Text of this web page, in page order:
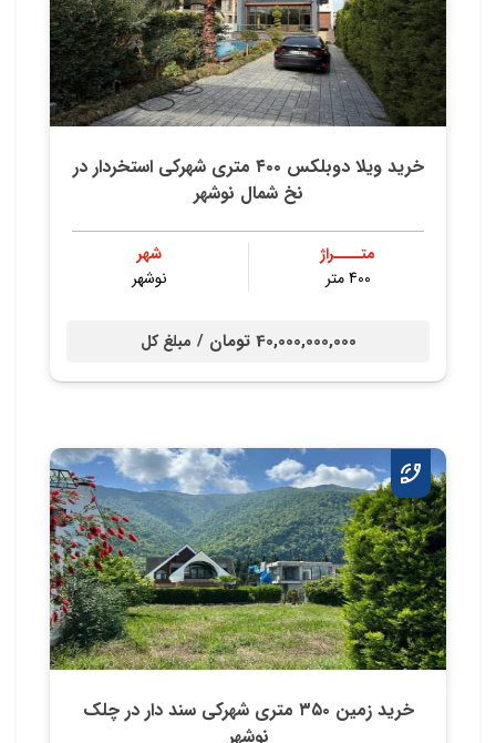
خريد ويلا دوبلكس ٤٠٠ متري شهركي استخردار در
نخ شمال نوشهر
متــــراژ
400 متر
شهر
نوشهر
40,000,000,000 تومان / مبلغ کل
خريد زمين ٣٥٠ متري شهركي سند دار در چلك
نوشهر